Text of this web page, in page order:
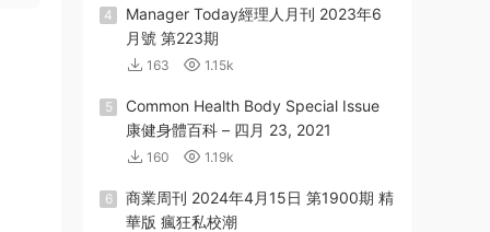
4
Manager Today經理人月刊 2023年6
月號 第223期
163 1.15k
5
Common Health Body Special Issue
康健身體百科 – 四月 23, 2021
160 1.19k
6
商業周刊 2024年4月15日 第1900期 精
華版 瘋狂私校潮